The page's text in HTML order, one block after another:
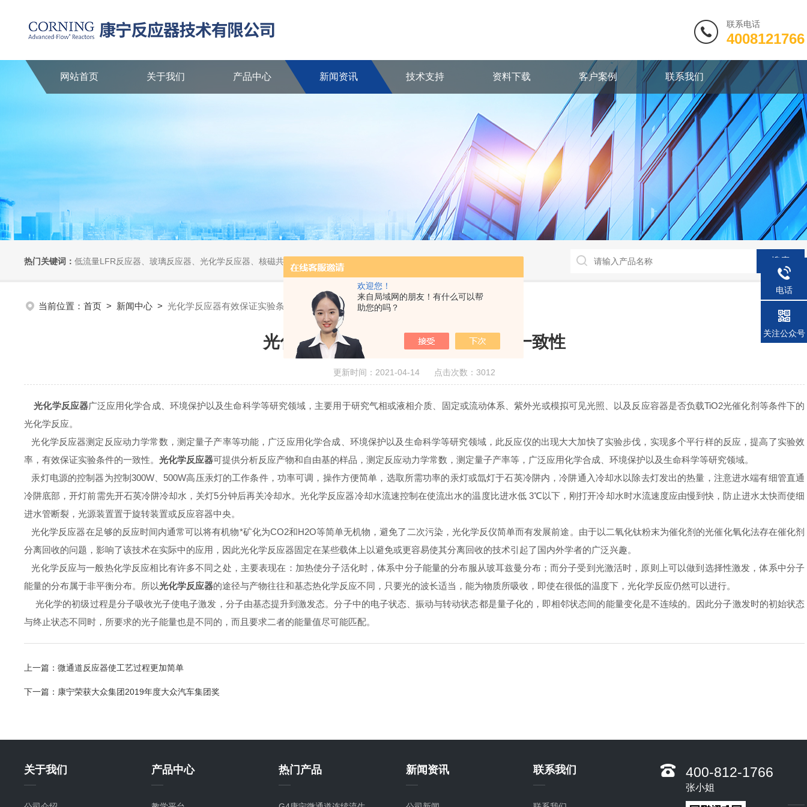
欢迎您！
来自局域网的朋友！有什么可以帮
助您的吗？
联系电话
4008121766
网站首页 关于我们 产品中心 新闻资讯 技术支持 资料下载 客户案例 联系我们
热门关键词： 低流量LFR反应器、玻璃反应器、光化学反应器、核磁共振波谱仪、陶瓷反应器
当前位置： 首页 > 新闻中心 > 光化学反应器有效保证实验条件的一致性
光化学反应器有效保证实验条件的一致性
更新时间：2021-04-14 点击次数：3012
光化学反应器广泛应用化学合成、环境保护以及生命科学等研究领域，主要用于研究气相或液相介质、固定或流动体系、紫外光或模拟可见光照、以及反应容器是否负载TiO2光催化剂等条件下的
光化学反应。
光化学反应器测定反应动力学常数，测定量子产率等功能，广泛应用化学合成、环境保护以及生命科学等研究领域，此反应仪的出现大大加快了实验步伐，实现多个平行样的反应，提高了实验效
率，有效保证实验条件的一致性。 光化学反应器可提供分析反应产物和自由基的样品，测定反应动力学常数，测定量子产率等，广泛应用化学合成、环境保护以及生命科学等研究领域。
汞灯电源的控制器为控制300W、500W高压汞灯的工作条件，功率可调，操作方便简单，选取所需功率的汞灯或氙灯于石英冷阱内，冷阱通入冷却水以除去灯发出的热量，注意进水端有细管直通
冷阱底部，开灯前需先开石英冷阱冷却水，关灯5分钟后再关冷却水。光化学反应器冷却水流速控制在使流出水的温度比进水低 3℃以下，刚打开冷却水时水流速度应由慢到快，防止进水太快而使细
进水管断裂，光源装置置于旋转装置或反应容器中央。
光化学反应器在足够的反应时间内通常可以将有机物*矿化为CO2和H2O等简单无机物，避免了二次污染，光化学反仪简单而有发展前途。由于以二氧化钛粉末为催化剂的光催化氧化法存在催化剂
分离回收的问题，影响了该技术在实际中的应用，因此光化学反应器固定在某些载体上以避免或更容易使其分离回收的技术引起了国内外学者的广泛兴趣。
光化学反应与一般热化学反应相比有许多不同之处，主要表现在：加热使分子活化时，体系中分子能量的分布服从玻耳兹曼分布；而分子受到光激活时，原则上可以做到选择性激发，体系中分子
能量的分布属于非平衡分布。所以光化学反应器的途径与产物往往和基态热化学反应不同，只要光的波长适当，能为物质所吸收，即使在很低的温度下，光化学反应仍然可以进行。
光化学的初级过程是分子吸收光子使电子激发，分子由基态提升到激发态。分子中的电子状态、振动与转动状态都是量子化的，即相邻状态间的能量变化是不连续的。因此分子激发时的初始状态
与终止状态不同时，所要求的光子能量也是不同的，而且要求二者的能量值尽可能匹配。
上一篇： 微通道反应器使工艺过程更加简单
下一篇： 康宁荣获大众集团2019年度大众汽车集团奖
关于我们 产品中心 热门产品 新闻资讯 联系我们 400-812-1766
张小姐
电话
关注公众号